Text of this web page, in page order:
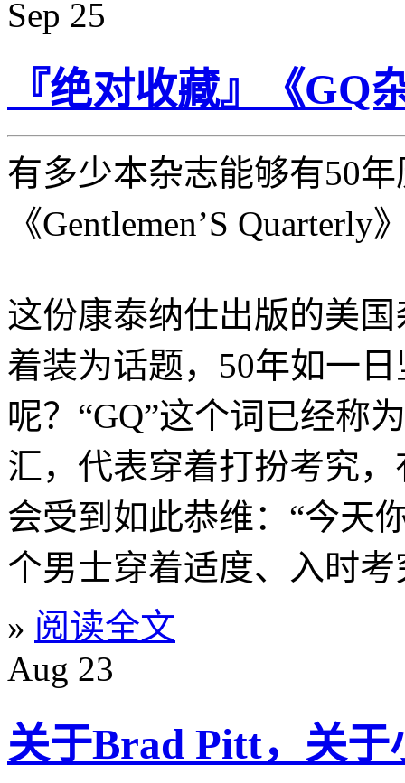
Sep 25
『绝对收藏』《GQ
有多少本杂志能够有50
《Gentlemen’S
这份康泰纳仕出版的美
着装为话题，50年如一
呢？“GQ”这个词已经称
汇，代表穿着打扮考究
会受到如此恭维：“今天
个男士穿着适度、入时考
» 阅读全文
Aug 23
关于Brad Pitt，关